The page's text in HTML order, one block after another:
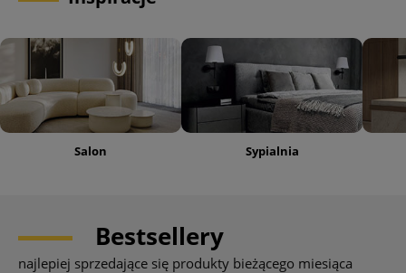
Salon Sypialnia
Bestsellery
najlepiej sprzedające się produkty bieżącego miesiąca